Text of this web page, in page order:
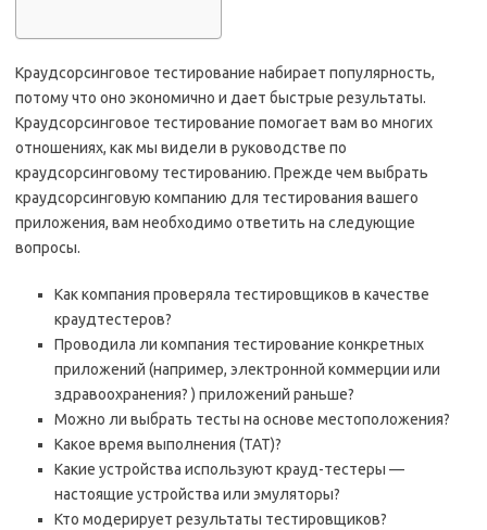
Краудсорсинговое тестирование набирает популярность,
потому что оно экономично и дает быстрые результаты.
Краудсорсинговое тестирование помогает вам во многих
отношениях, как мы видели в руководстве по
краудсорсинговому тестированию. Прежде чем выбрать
краудсорсинговую компанию для тестирования вашего
приложения, вам необходимо ответить на следующие
вопросы.
Как компания проверяла тестировщиков в качестве
краудтестеров?
Проводила ли компания тестирование конкретных
приложений (например, электронной коммерции или
здравоохранения? ) приложений раньше?
Можно ли выбрать тесты на основе местоположения?
Какое время выполнения (TAT)?
Какие устройства используют крауд-тестеры —
настоящие устройства или эмуляторы?
Кто модерирует результаты тестировщиков?